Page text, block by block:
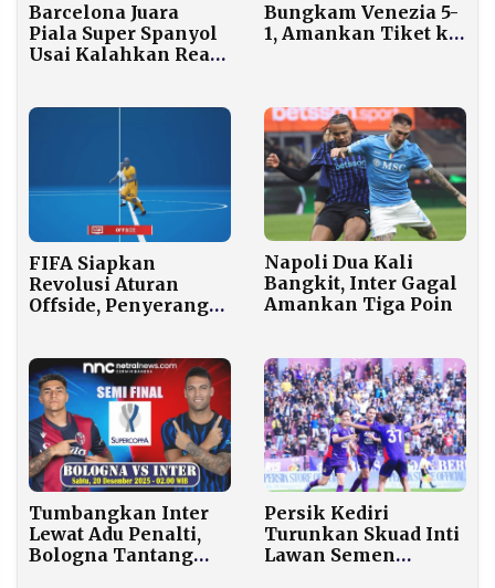
Barcelona Juara
Piala Super Spanyol
Usai Kalahkan Real
Bungkam Venezia 5-
1, Amankan Tiket ke
FIFA Siapkan
Revolusi Aturan
Offside, Penyerang
Depan Bek
Napoli Dua Kali
Bangkit, Inter Gagal
Amankan Tiga Poin
Tumbangkan Inter
Lewat Adu Penalti,
Bologna Tantang
Persik Kediri
Turunkan Skuad Inti
Lawan Semen